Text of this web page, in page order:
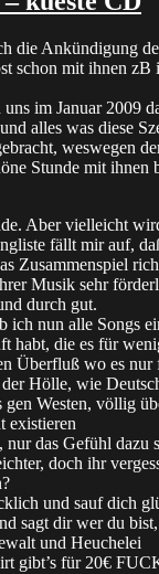
die Ankündigung
schon mit ihnen
im Januar 2009
alles was diese
weswegen
Stunde mit
Aber vielleicht
fällt mir auf,
Zusammenspiel
Musik sehr
durch gut.
nun alle Songs
habt, die es für
Überfluß wo es
Hölle, wie
Westen, völlig
existieren
das Gefühl dazu
doch ihr
und sauf dich
sagt dir wer du
und Heuchelei
gibt’s für 20€